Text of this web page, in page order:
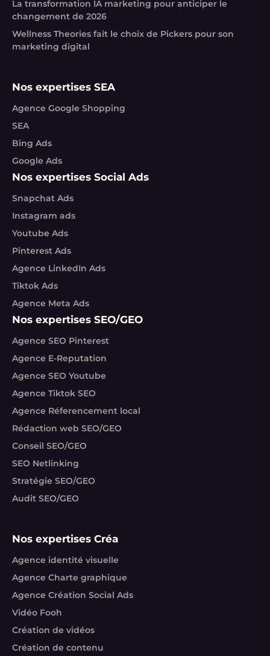
La transformation IA marketing pour anticiper le
changement de 2026
Wellness Theories fait le choix de Pickers pour son
marketing digital
Nos expertises SEA
Agence Google Shopping
SEA
Bing Ads
Google Ads
Nos expertises Social Ads
Snapchat Ads
Instagram ads
Youtube Ads
Pinterest Ads
Agence LinkedIn Ads
Tiktok Ads
Agence Meta Ads
Nos expertises SEO/GEO
Agence SEO Pinterest
Agence E-Reputation
Agence SEO Youtube
Agence Tiktok SEO
Agence Réferencement local
Rédaction web SEO/GEO
Conseil SEO/GEO
SEO Netlinking
Stratégie SEO/GEO
Audit SEO/GEO
Nos expertises Créa
Agence identité visuelle
Agence Charte graphique
Agence Création Social Ads
Vidéo Fooh
Création de vidéos
Création de contenu